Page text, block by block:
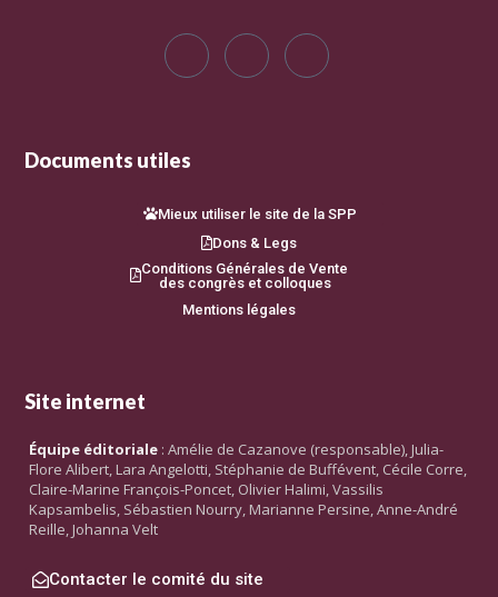
Documents utiles
Mieux utiliser le site de la SPP
Dons & Legs
Conditions Générales de Vente
des congrès et colloques
Mentions légales
Site internet
Équipe éditoriale : Amélie de Cazanove (responsable), Julia-
Flore Alibert, Lara Angelotti, Stéphanie de Buffévent, Cécile Corre,
Claire-Marine François-Poncet, Olivier Halimi, Vassilis
Kapsambelis, Sébastien Nourry, Marianne Persine, Anne-André
Reille, Johanna Velt
Contacter le comité du site